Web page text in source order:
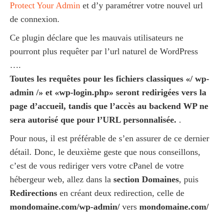
Protect Your Admin et d’y paramétrer votre nouvel url
de connexion.
Ce plugin déclare que les mauvais utilisateurs ne
pourront plus requêter par l’url naturel de WordPress
….
Toutes les requêtes pour les fichiers classiques «/ wp-
admin /» et «wp-login.php» seront redirigées vers la
page d’accueil, tandis que l’accès au backend WP ne
sera autorisé que pour l’URL personnalisée. .
Pour nous, il est préférable de s’en assurer de ce dernier
détail. Donc, le deuxième geste que nous conseillons,
c’est de vous rediriger vers votre cPanel de votre
hébergeur web, allez dans la section Domaines, puis
Redirections en créant deux redirection, celle de
mondomaine.com/wp-admin/ vers mondomaine.com/